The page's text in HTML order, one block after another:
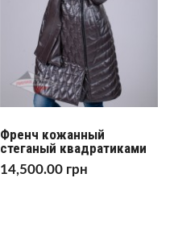
Френч кожанный
стеганый квадратиками
14,500.00 грн